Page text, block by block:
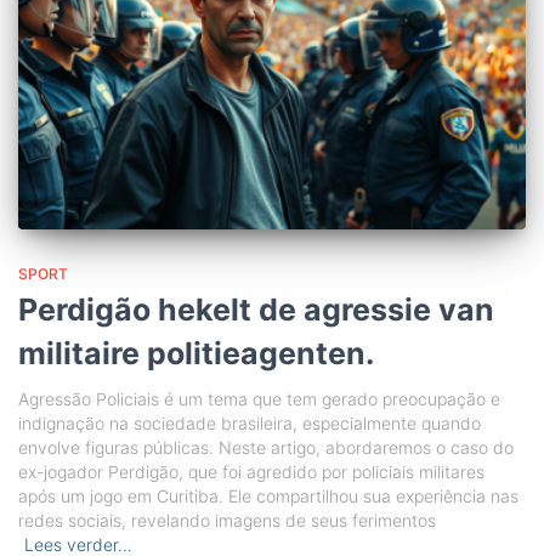
SPORT
Perdigão hekelt de agressie van
militaire politieagenten.
Agressão Policiais é um tema que tem gerado preocupação e
indignação na sociedade brasileira, especialmente quando
envolve figuras públicas. Neste artigo, abordaremos o caso do
ex-jogador Perdigão, que foi agredido por policiais militares
após um jogo em Curitiba. Ele compartilhou sua experiência nas
redes sociais, revelando imagens de seus ferimentos
Lees verder…